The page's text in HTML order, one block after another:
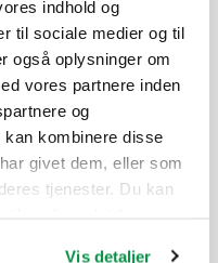
indhold og
til sociale medier og til
også oplysninger om
vores partnere inden
og
kombinere disse
givet dem, eller som
tjenester. Du kan
Vis detaljer
Spænding
300/500 V
300/500 V
300/500 V